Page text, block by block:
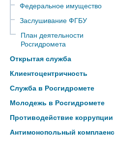
Федеральное имущество
Заслушивание ФГБУ
План деятельности
Росгидромета
Открытая служба
Клиентоцентричность
Служба в Росгидромете
Молодежь в Росгидромете
Противодействие коррупции
Антимонопольный комплаенс